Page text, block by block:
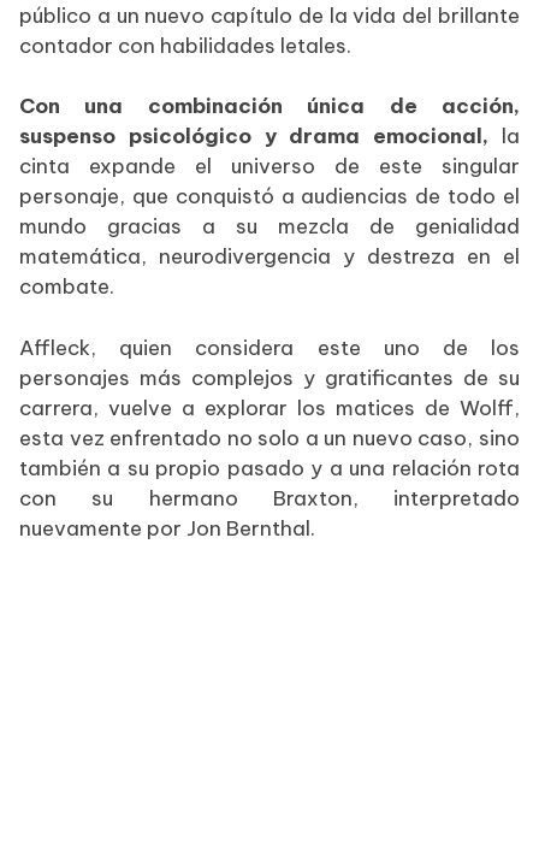
público a un nuevo capítulo de la vida del brillante
contador con habilidades letales.
Con una combinación única de acción,
suspenso psicológico y drama emocional, la
cinta expande el universo de este singular
personaje, que conquistó a audiencias de todo el
mundo gracias a su mezcla de genialidad
matemática, neurodivergencia y destreza en el
combate.
Affleck, quien considera este uno de los
personajes más complejos y gratificantes de su
carrera, vuelve a explorar los matices de Wolff,
esta vez enfrentado no solo a un nuevo caso, sino
también a su propio pasado y a una relación rota
con su hermano Braxton, interpretado
nuevamente por Jon Bernthal.